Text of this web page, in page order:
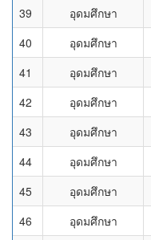
39
อุดมศึกษา
40
อุดมศึกษา
41
อุดมศึกษา
42
อุดมศึกษา
43
อุดมศึกษา
44
อุดมศึกษา
45
อุดมศึกษา
46
อุดมศึกษา